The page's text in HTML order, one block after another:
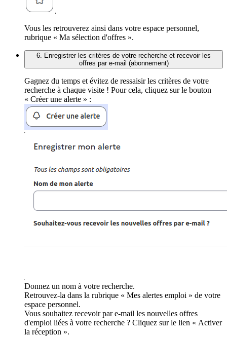
.
Vous les retrouverez ainsi dans votre espace personnel,
rubrique « Ma sélection d'offres ».
6. Enregistrer les critères de votre recherche et recevoir les
offres par e-mail (abonnement)
Gagnez du temps et évitez de ressaisir les critères de votre
recherche à chaque visite ! Pour cela, cliquez sur le bouton
« Créer une alerte » :
Donnez un nom à votre recherche.
Retrouvez-la dans la rubrique « Mes alertes emploi » de votre
espace personnel.
Vous souhaitez recevoir par e-mail les nouvelles offres
d'emploi liées à votre recherche ? Cliquez sur le lien « Activer
la réception ».